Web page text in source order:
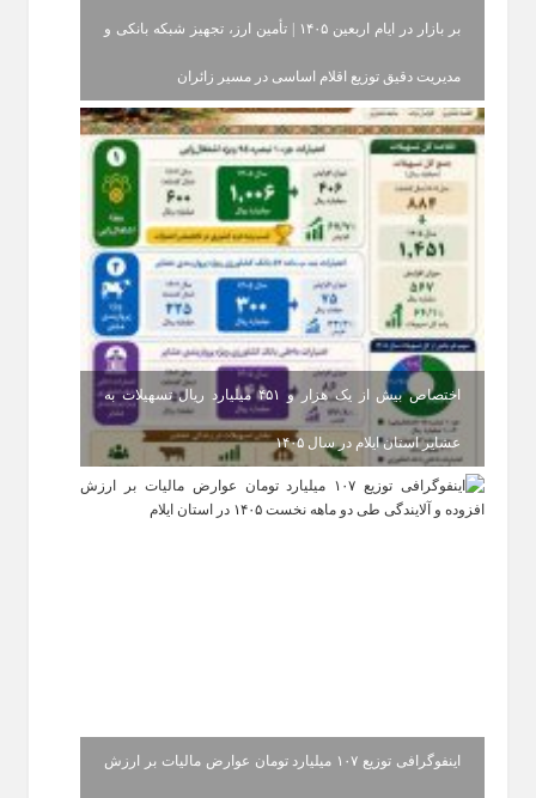
بر بازار در ایام اربعین ۱۴۰۵ | تأمین ارز، تجهیز شبکه بانکی و
مدیریت دقیق توزیع اقلام اساسی در مسیر زائران
اختصاص بیش از یک هزار و ۴۵۱ میلیارد ریال تسهیلات به
عشایر استان ایلام در سال ۱۴۰۵
اینفوگرافی توزیع ۱۰۷ میلیارد تومان عوارض مالیات بر ارزش